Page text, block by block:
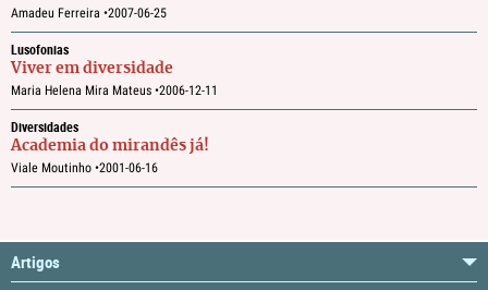
Amadeu Ferreira •2007-06-25
Lusofonias
Viver em diversidade
Maria Helena Mira Mateus •2006-12-11
Diversidades
Academia do mirandês já!
Viale Moutinho •2001-06-16
Artigos